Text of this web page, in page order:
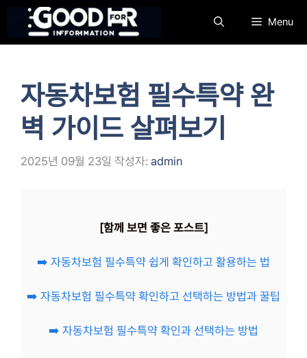
츠
Menu
자동차보험 필수특약 완
벽 가이드 살펴보기
2025년 09월 23일 작성자: admin
[함께 보면 좋은 포스트]
➡️ 자동차보험 필수특약 쉽게 확인하고 활용하는 법
➡️ 자동차보험 필수특약 확인하고 선택하는 방법과 꿀팁
➡️ 자동차보험 필수특약 확인과 선택하는 방법